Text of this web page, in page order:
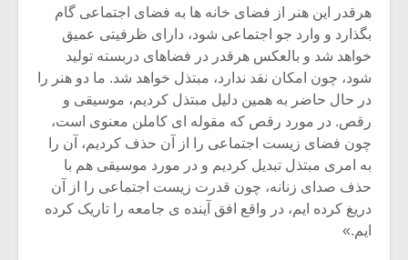
هرقدر این هنر از فضای خانه ها به فضای اجتماعی گام
بگذارد و وارد جو اجتماعی شود، دارای ظرفیتی عمیق
خواهد شد و بالعکس هرقدر در فضاهای دربسته تولید
شود، چون امکان نقد ندارد، مبتذل خواهد شد. ما دو هنر را
در حال حاضر به همین دلیل مبتذل کردیم، موسیقی و
رقص. در مورد رقص که مقوله ای کاملن معنوی است،
چون فضای زیست اجتماعی را از آن حذف کردیم، آن را
به امری مبتذل تبدیل کردیم و در مورد موسیقی هم با
حذف صدای زنانه، چون قدرت زیست اجتماعی را از آن
دریغ کرده ایم، در واقع افق آینده ی جامعه را تاریک کرده
ایم.»